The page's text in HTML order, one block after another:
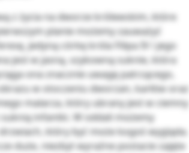
z życia na dworze królewskim, które
planie możemy zauważyć
jedyną córkę króla Filipa IV i jego
jest w jasną, szykowną suknie, która
ona znacznie uwagę patrzącego,
w otoczeniu dworzan, karłów oraz
malarza, który ubrany jest w ciemny
infantki. W oddali możemy
który być może kogoś wygląda.
duże, niezbyt wyraźne postacie zajęte